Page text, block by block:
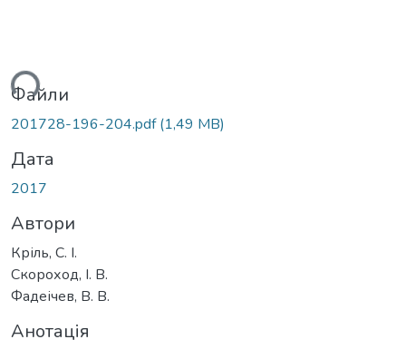
Файли
201728-196-204.pdf(1,49 MB)
Дата
2017
Автори
Кріль, С. І.
Скороход, І. В.
Фадеічев, В. В.
Анотація